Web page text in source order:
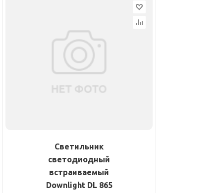
Светильник
светодиодный
встраиваемый
Downlight DL 865